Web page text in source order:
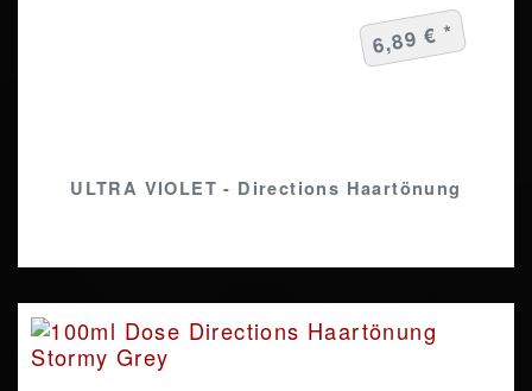
ULTRA VIOLET - Directions Haartönung
6,89 € *